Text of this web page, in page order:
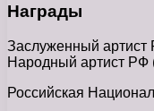
Награды
Заслуженный артист
Народный артист РФ
Российская